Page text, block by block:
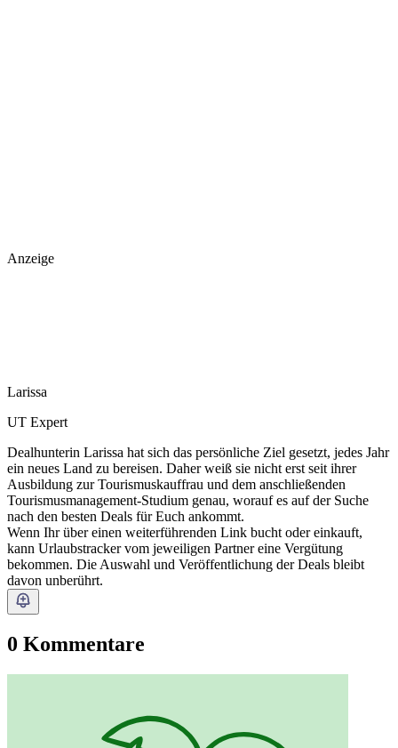
Anzeige
Larissa
UT Expert
Dealhunterin Larissa hat sich das persönliche Ziel gesetzt, jedes Jahr
ein neues Land zu bereisen. Daher weiß sie nicht erst seit ihrer
Ausbildung zur Tourismuskauffrau und dem anschließenden
Tourismusmanagement-Studium genau, worauf es auf der Suche
nach den besten Deals für Euch ankommt.
Wenn Ihr über einen weiterführenden Link bucht oder einkauft,
kann Urlaubstracker vom jeweiligen Partner eine Vergütung
bekommen. Die Auswahl und Veröffentlichung der Deals bleibt
davon unberührt.
0 Kommentare